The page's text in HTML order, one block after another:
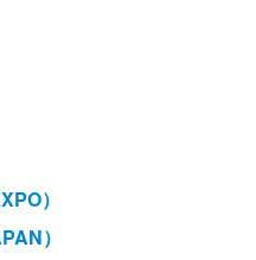
）
）